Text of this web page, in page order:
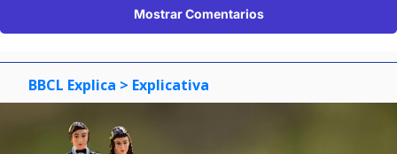
Mostrar Comentarios
BBCL Explica > Explicativa